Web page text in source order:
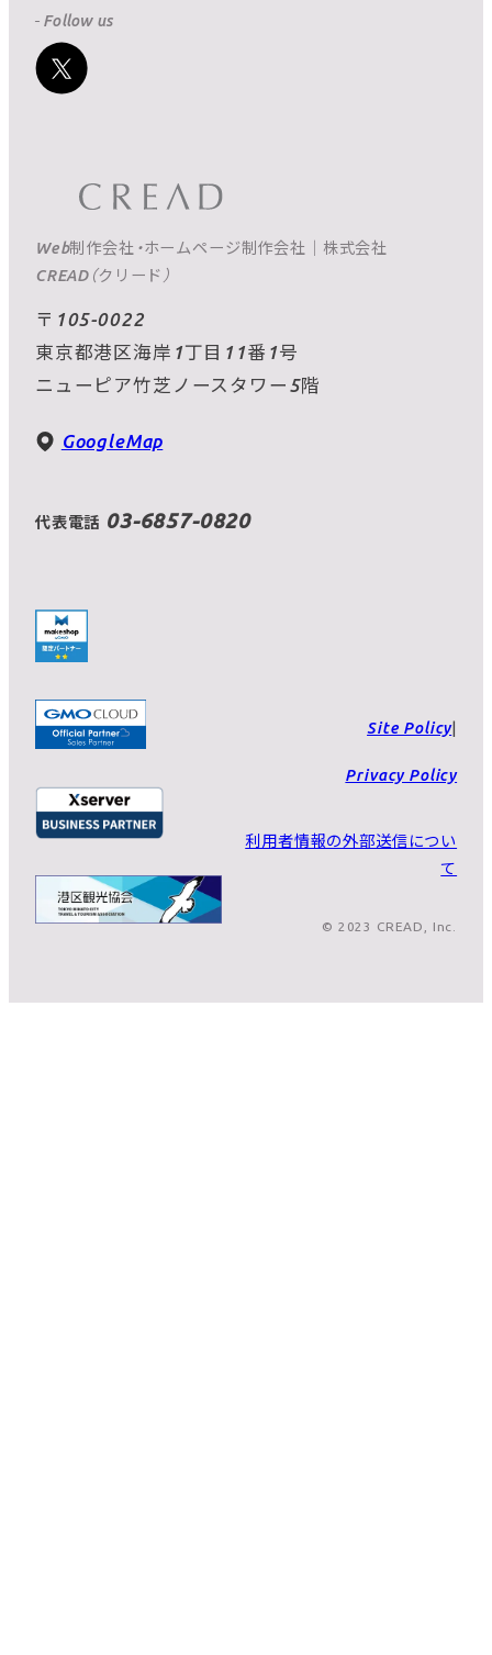
Follow us
Web制作会社・ホームページ制作会社｜株式会社
CREAD（クリード）
〒105-0022
東京都港区海岸1丁目11番1号
ニューピア竹芝ノースタワー5階
GoogleMap
代表電話 03-6857-0820
Site Policy
Privacy Policy
利用者情報の外部送信につい
て
© 2023 CREAD, Inc.